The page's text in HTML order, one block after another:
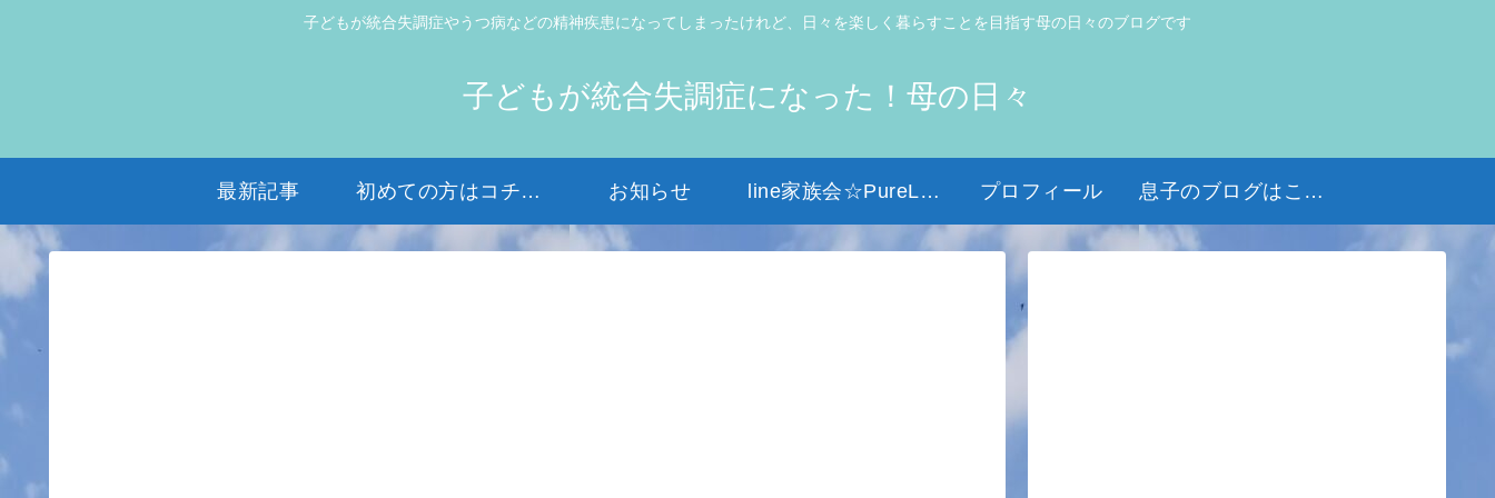
子どもが統合失調症やうつ病などの精神疾患になってしまったけれど、日々を楽しく暮らすことを目指す母の日々のブログです
子どもが統合失調症になった！母の日々
最新記事 初めての方はコチラから お知らせ line家族会☆PureLight☆ プロフィール 息子のブログはこちら